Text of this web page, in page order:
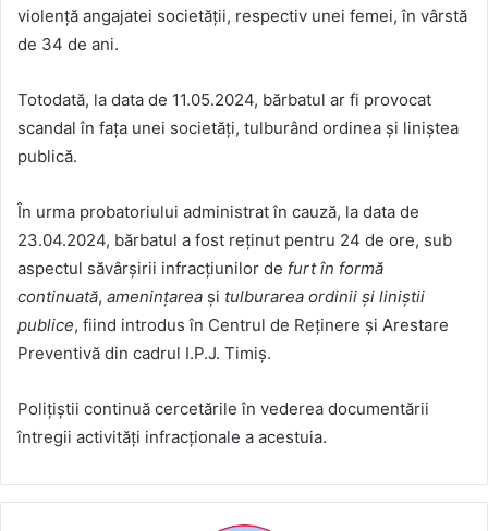
violență angajatei societății, respectiv unei femei, în vârstă
de 34 de ani.
Totodată, la data de 11.05.2024, bărbatul ar fi provocat
scandal în fața unei societăți, tulburând ordinea și liniștea
publică.
În urma probatoriului administrat în cauză, la data de
23.04.2024, bărbatul a fost reținut pentru 24 de ore, sub
aspectul săvârșirii infracțiunilor de furt în formă
continuată, amenințarea și tulburarea ordinii și liniștii
publice, fiind introdus în Centrul de Reținere și Arestare
Preventivă din cadrul I.P.J. Timiș.
Polițiștii continuă cercetările în vederea documentării
întregii activități infracționale a acestuia.